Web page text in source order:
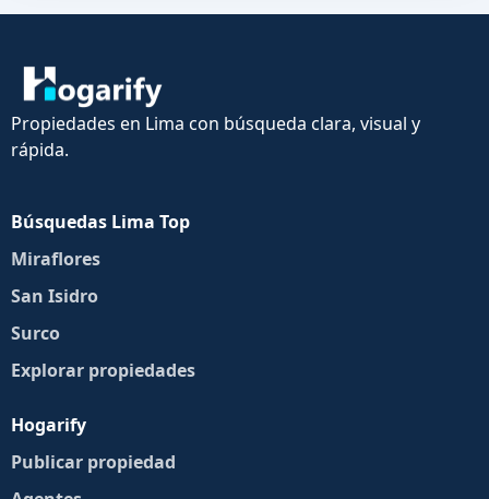
Propiedades en Lima con búsqueda clara, visual y
rápida.
Búsquedas Lima Top
Miraflores
San Isidro
Surco
Explorar propiedades
Hogarify
Publicar propiedad